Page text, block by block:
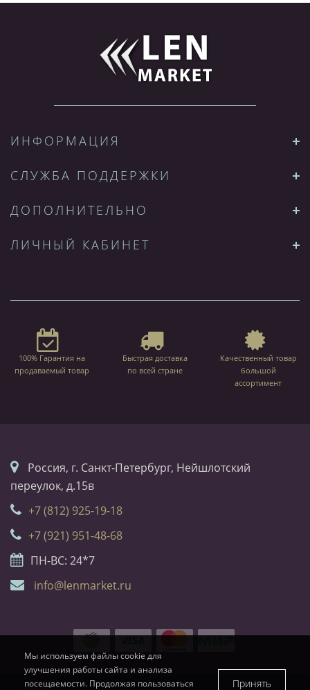
ИНФОРМАЦИЯ
СЛУЖБА ПОДДЕРЖКИ
ДОПОЛНИТЕЛЬНО
ЛИЧНЫЙ КАБИНЕТ
100% Гарантия на
продаваемый товар
Быстрая доставка
по всей стране
Качественный товар
большой
ассортимент
Россия, г. Санкт-Петербург, Нейшлотский
переулок, д.15в
+7 (812) 925-19-18
+7 (921) 951-48-68
ПН-ВС: 24*7
info@lenmarket.ru
Мы используем файлы cookie для
улучшения работы сайта и анализа
посещаемости. Продолжая пользоваться
Принять